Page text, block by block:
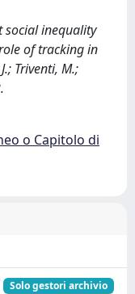
social inequality
of tracking in
Triventi, M.;
o Capitolo di
Solo gestori archivio